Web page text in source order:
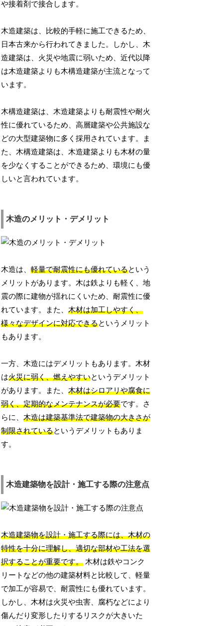
や接着剤で接合します。
木造建築は、比較的手軽に施工できるため、
日本古来から行われてきました。しかし、木
造建築は、火災や地震に弱いため、近代以降
は木造建築よりも木構造建築が主流となって
います。
木構造建築は、木造建築よりも耐震性や耐火
性に優れているため、高層建築や公共施設な
どの大型建築物に多く採用されています。ま
た、木構造建築は、木造建築よりも木材の量
を少なくすることができるため、環境にも優
しいと言われています。
木造のメリット・デメリット
木造は、軽量で耐震性にも優れているという
メリットがあります。木は鉄よりも軽く、地
震の際に建物が揺れにくいため、耐震性に優
れています。また、木材は加工しやすく、
様々なデザインに対応できるというメリット
もあります。
一方、木造にはデメリットもあります。木材
は火災に弱く、燃えやすいというデメリット
があります。また、木材はシロアリや腐食に
弱く、定期的なメンテナンスが必要です。さ
らに、木造は建築基準法で建築物の大きさが
制限されているというデメリットもありま
す。
木造建築物を設計・施工する際の注意点
木造建築物を設計・施工する際には、木材の
特性を十分に理解し、適切な部材や工法を選
択することが重要です。 木材は鉄やコンク
リートなどの他の建築材料と比較して、軽量
で加工が容易で、耐震性にも優れています。
しかし、木材は火災や虫害、腐朽などにより
傷んだり変形したりするリスクが大きいた